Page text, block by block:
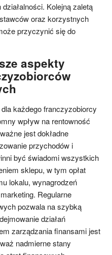
Kolejną zaletą
oraz korzystnych
przyczynić się do
aspekty
każdego franczyzobiorcy
wpływ na rentowność
jest dokładne
przychodów i
być świadomi wszystkich
sklepu, w tym opłat
lokalu, wynagrodzeń
Regularne
pozwala na szybką
działań
zarządzania finansami jest
nadmierne stany